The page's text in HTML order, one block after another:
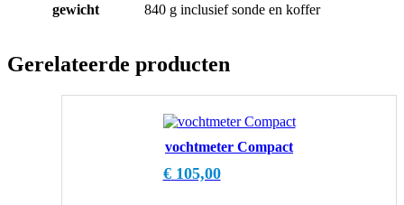
gewicht 840 g inclusief sonde en koffer
Gerelateerde producten
vochtmeter Compact
€105,00